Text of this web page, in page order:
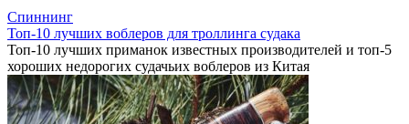
Спиннинг
Топ-10 лучших воблеров для троллинга судака
Топ-10 лучших приманок известных производителей и топ-5
хороших недорогих судачьих воблеров из Китая